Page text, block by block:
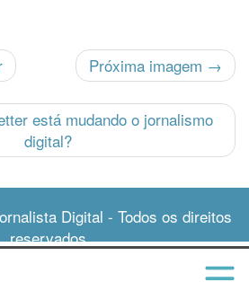
Próxima imagem →
está mudando o jornalismo
digital?
Digital - Todos os direitos
reservados